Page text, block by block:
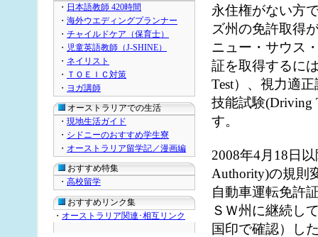
・ 日本語教師 420時間
・ 海外ウエディングプランナー
・ チャイルドケア（保育士）
・ 児童英語教師（J-SHINE）
・ ネイリスト
・ ＴＯＥＩＣ対策
・ ヨガ講師
オーストラリアでの生活
・ 現地生活ガイド
・ シドニーのおすすめ学生寮
・ オーストラリア留学記／漫画編
おすすめ特集
・ 高校留学
おすすめリンク集
・ オーストラリア関連･相互リンク
永住権がない方
ズ州の免許取得
ニュー・サウス
証を取得するに
Test）、視力適
技能試験(Driving
す。
2008年4月18日
Authority)の規則
自動車運転免許
ＳＷ州に継続し
国印で確認）し